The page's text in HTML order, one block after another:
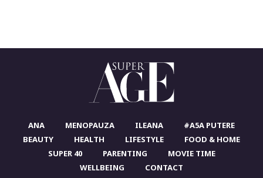
ANA MENOPAUZA ILEANA
#A5A PUTERE
BEAUTY
HEALTH LIFESTYLE
FOOD & HOME
SUPER 40
PARENTING
MOVIE TIME
WELLBEING
CONTACT